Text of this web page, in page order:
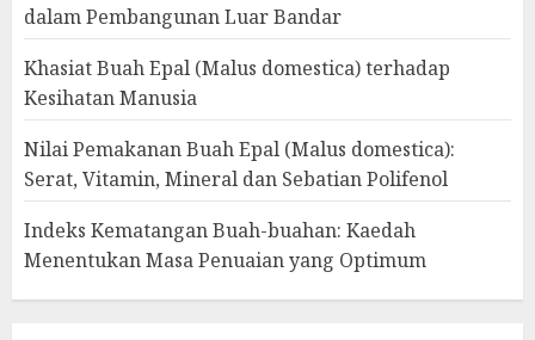
dalam Pembangunan Luar Bandar
Khasiat Buah Epal (Malus domestica) terhadap
Kesihatan Manusia
Nilai Pemakanan Buah Epal (Malus domestica):
Serat, Vitamin, Mineral dan Sebatian Polifenol
Indeks Kematangan Buah-buahan: Kaedah
Menentukan Masa Penuaian yang Optimum